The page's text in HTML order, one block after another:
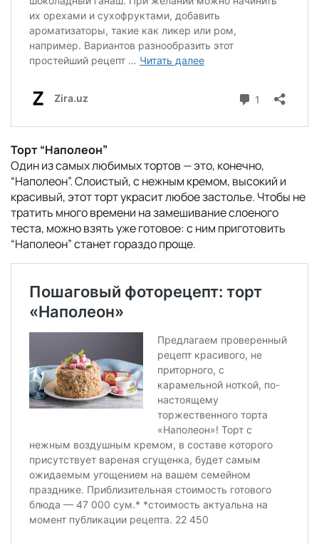
Торт “Наполеон”
Один из самых любимых тортов — это, конечно,
“Наполеон”. Слоистый, с нежным кремом, высокий и
красивый, этот торт украсит любое застолье. Чтобы не
тратить много времени на замешивание слоеного
теста, можно взять уже готовое: с ним приготовить
“Наполеон” станет гораздо проще.